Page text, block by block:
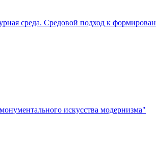
среда. Средовой подход к
искусства модернизма"